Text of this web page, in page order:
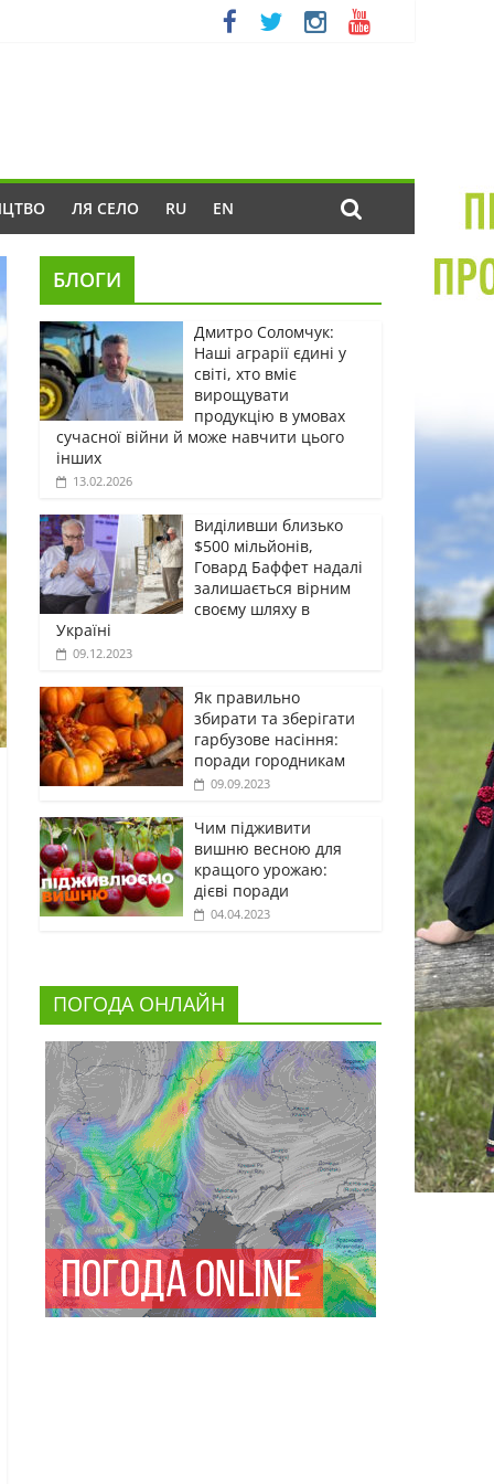
ЛЯ СЕЛО RU EN
БЛОГИ
Дмитро Соломчук:
Наші аграрії єдині у
світі, хто вміє
вирощувати
продукцію в умовах
сучасної війни й може навчити цього
інших
13.02.2026
Виділивши близько
$500 мільйонів,
Говард Баффет надалі
залишається вірним
своєму шляху в
Україні
09.12.2023
Як правильно
збирати та зберігати
гарбузове насіння:
поради городникам
09.09.2023
Чим підживити
вишню весною для
кращого урожаю:
дієві поради
04.04.2023
ПОГОДА ОНЛАЙН